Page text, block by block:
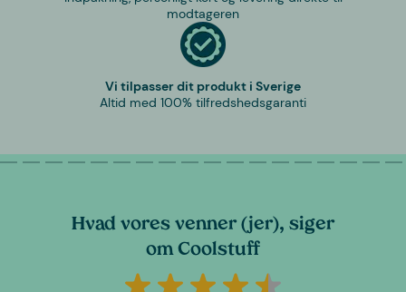
modtageren
Vi tilpasser dit produkt i Sverige
Altid med 100% tilfredshedsgaranti
Hvad vores venner (jer), siger
om Coolstuff